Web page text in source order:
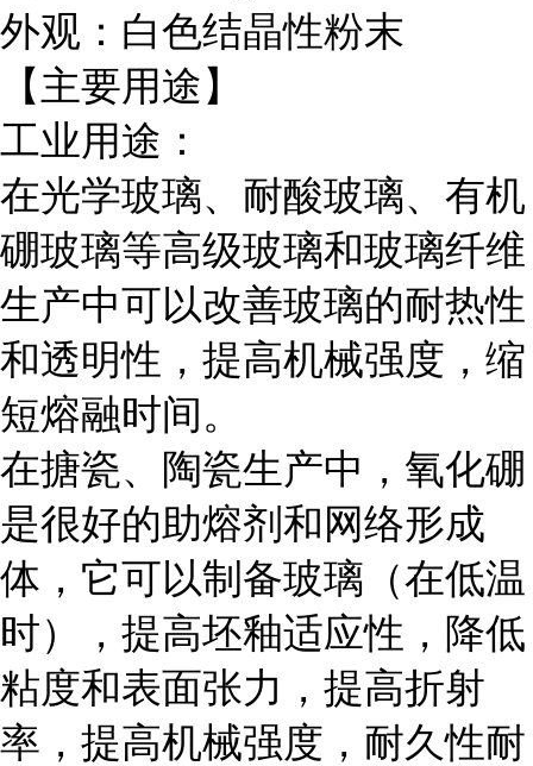
外观：白色结晶性粉末
【主要用途】
工业用途：
在光学玻璃、耐酸玻璃、有机
硼玻璃等高级玻璃和玻璃纤维
生产中可以改善玻璃的耐热性
和透明性，提高机械强度，缩
短熔融时间。
在搪瓷、陶瓷生产中，氧化硼
是很好的助熔剂和网络形成
体，它可以制备玻璃（在低温
时），提高坯釉适应性，降低
粘度和表面张力，提高折射
率，提高机械强度，耐久性耐